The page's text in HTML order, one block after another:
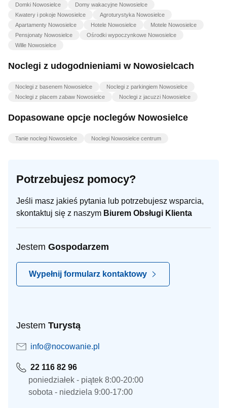
Domki Nowosielce
Domy wakacyjne Nowosielce
Kwatery i pokoje Nowosielce
Agroturystyka Nowosielce
Apartamenty Nowosielce
Hotele Nowosielce
Motele Nowosielce
Pensjonaty Nowosielce
Ośrodki wypoczynkowe Nowosielce
Wille Nowosielce
Noclegi z udogodnieniami w Nowosielcach
Noclegi z basenem Nowosielce
Noclegi z parkingiem Nowosielce
Noclegi z placem zabaw Nowosielce
Noclegi z jacuzzi Nowosielce
Dopasowane opcje noclegów Nowosielce
Tanie noclegi Nowosielce Noclegi Nowosielce centrum
Potrzebujesz pomocy?
Jeśli masz jakieś pytania lub potrzebujesz wsparcia,
skontaktuj się z naszym Biurem Obsługi Klienta
Jestem Gospodarzem
Wypełnij formularz kontaktowy
Jestem Turystą
info@nocowanie.pl
22 116 82 96
poniedziałek - piątek 8:00-20:00
sobota - niedziela 9:00-17:00